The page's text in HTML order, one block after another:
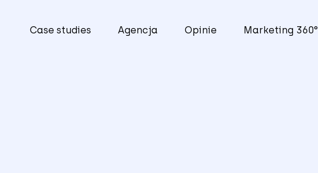
Case studies Agencja Opinie Marketing 360°